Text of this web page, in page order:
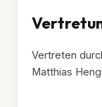
Vertreten
Matthias